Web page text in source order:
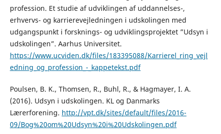
profession. Et studie af udviklingen af uddannelses-,
erhvervs- og karrierevejledningen i udskolingen med
udgangspunkt i forsknings- og udviklingsprojektet ”Udsyn i
udskolingen”. Aarhus Universitet.
https://www.ucviden.dk/files/183395088/Karrierel_ring_vejl
edning_og_profession_-_kappetekst.pdf
Poulsen, B. K., Thomsen, R., Buhl, R., & Hagmayer, I. A.
(2016). Udsyn i udskolingen. KL og Danmarks
Lærerforening. http://vpt.dk/sites/default/files/2016-
09/Bog%20om%20Udsyn%20i%20Udskolingen.pdf